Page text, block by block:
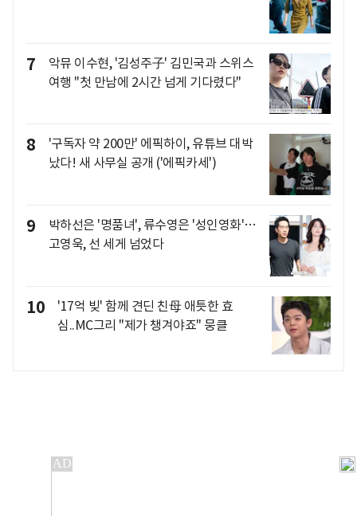
7
악뮤 이수현, '김성주子' 김민국과 스위스
여행 "첫 만남에 2시간 넘게 기다렸다"
8
'구독자 약 200만' 에픽하이, 유튜브 대박
났다! 새 사무실 공개 ('에픽카세')
9
박하선은 '명품녀', 류수영은 '성인영화'…
고영욱, 선 세게 넘었다
10
'17억 빚' 함께 견딘 친母 애틋한 효
심..MC그리 "제가 챙겨야죠" 뭉클